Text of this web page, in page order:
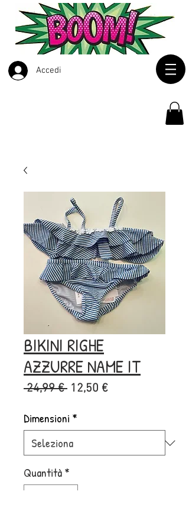
Accedi
BIKINI RIGHE
AZZURRE NAME IT
24,99 € Prezzo
12,50 €Prezzo
Dimensioni *
Quantità*